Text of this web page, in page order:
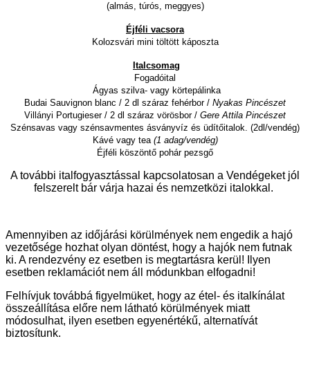
(almás, túrós, meggyes)
Éjféli vacsora
Kolozsvári mini töltött káposzta
Italcsomag
Fogadóital
Ágyas szilva- vagy körtepálinka
Budai Sauvignon blanc / 2 dl száraz fehérbor / Nyakas Pincészet
Villányi Portugieser / 2 dl száraz vörösbor / Gere Attila Pincészet
Szénsavas vagy szénsavmentes ásványvíz és üdítőitalok. (2dl/vendég)
Kávé vagy tea (1 adag/vendég)
Éjféli köszöntő pohár pezsgő
A további italfogyasztással kapcsolatosan a Vendégeket jól
felszerelt bár várja hazai és nemzetközi italokkal.
Amennyiben az időjárási körülmények nem engedik a hajó
vezetősége hozhat olyan döntést, hogy a hajók nem futnak
ki. A rendezvény ez esetben is megtartásra kerül! Ilyen
esetben reklamációt nem áll módunkban elfogadni!
Felhívjuk továbbá figyelmüket, hogy az étel- és italkínálat
összeállítása előre nem látható körülmények miatt
módosulhat, ilyen esetben egyenértékű, alternatívát
biztosítunk.